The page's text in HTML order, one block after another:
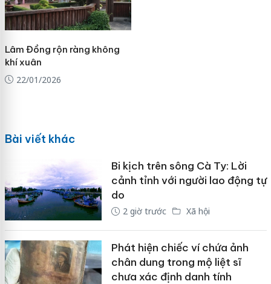
Lâm Đồng rộn ràng không
khí xuân
22/01/2026
Bài viết khác
Bi kịch trên sông Cà Ty: Lời
cảnh tỉnh với người lao động tự
do
2 giờ trước Xã hội
Phát hiện chiếc ví chứa ảnh
chân dung trong mộ liệt sĩ
chưa xác định danh tính